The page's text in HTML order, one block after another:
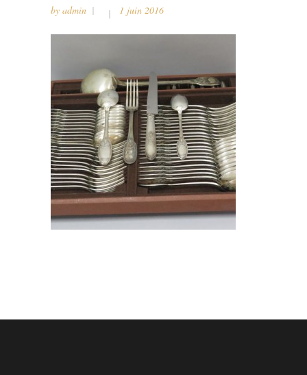
by admin 1 juin 2016